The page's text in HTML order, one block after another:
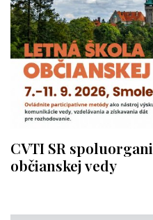
CVTI SR
občianskej vedy